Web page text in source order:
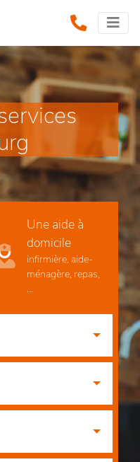
Une aide à
domicile
infirmière, aide-
ménagère, repas,
...